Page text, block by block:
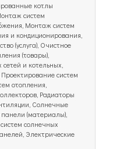
котлы
систем
Монтаж систем
и кондиционирования,
(услуга), Очистное
(товары),
и котельных,
систем
отопления,
Радиаторы
Солнечные
(материалы),
солнечных
Электрические